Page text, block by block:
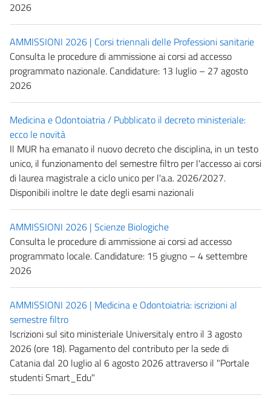
2026
AMMISSIONI 2026 | Corsi triennali delle Professioni sanitarie
Consulta le procedure di ammissione ai corsi ad accesso
programmato nazionale. Candidature: 13 luglio – 27 agosto
2026
Medicina e Odontoiatria / Pubblicato il decreto ministeriale:
ecco le novità
Il MUR ha emanato il nuovo decreto che disciplina, in un testo
unico, il funzionamento del semestre filtro per l'accesso ai corsi
di laurea magistrale a ciclo unico per l'a.a. 2026/2027.
Disponibili inoltre le date degli esami nazionali
AMMISSIONI 2026 | Scienze Biologiche
Consulta le procedure di ammissione ai corsi ad accesso
programmato locale. Candidature: 15 giugno – 4 settembre
2026
AMMISSIONI 2026 | Medicina e Odontoiatria: iscrizioni al
semestre filtro
Iscrizioni sul sito ministeriale Universitaly entro il 3 agosto
2026 (ore 18). Pagamento del contributo per la sede di
Catania dal 20 luglio al 6 agosto 2026 attraverso il "Portale
studenti Smart_Edu"